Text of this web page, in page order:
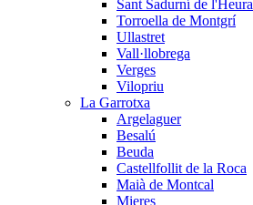
Sant Sadurní de l'Heura
Torroella de Montgrí
Ullastret
Vall·llobrega
Verges
Vilopriu
La Garrotxa
Argelaguer
Besalú
Beuda
Castellfollit de la Roca
Maià de Montcal
Mieres